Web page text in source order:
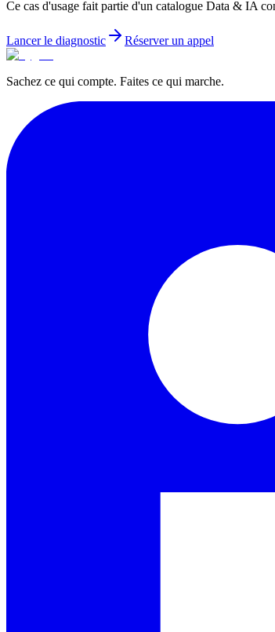
Ce cas d'usage fait partie d'un catalogue Data & IA
Lancer le diagnostic Réserver un appel
Sachez ce qui compte. Faites ce qui marche.